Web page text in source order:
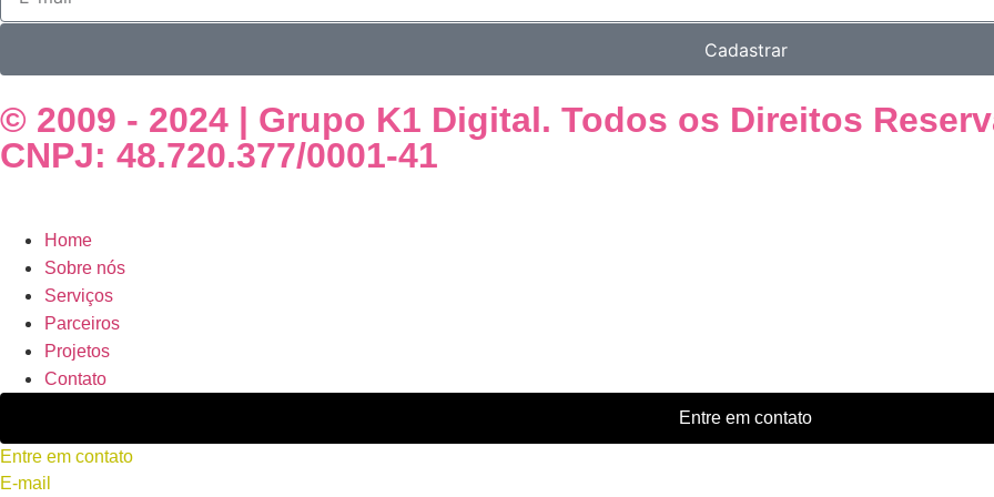
Cadastrar
© 2009 - 2024 | Grupo K1 Digital. Todos os Direitos
CNPJ: 48.720.377/0001-41
Home
Sobre nós
Serviços
Parceiros
Projetos
Contato
Entre em contato
Entre em contato
E-mail